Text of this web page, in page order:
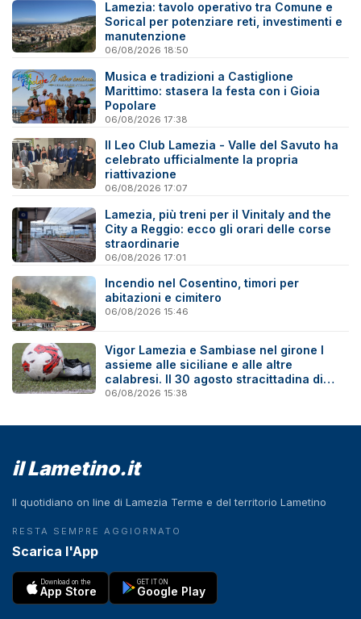
Lamezia: tavolo operativo tra Comune e
Sorical per potenziare reti, investimenti e
manutenzione
06/08/2026 18:50
Musica e tradizioni a Castiglione
Marittimo: stasera la festa con i Gioia
Popolare
06/08/2026 17:38
Il Leo Club Lamezia - Valle del Savuto ha
celebrato ufficialmente la propria
riattivazione
06/08/2026 17:07
Lamezia, più treni per il Vinitaly and the
City a Reggio: ecco gli orari delle corse
straordinarie
06/08/2026 17:01
Incendio nel Cosentino, timori per
abitazioni e cimitero
06/08/2026 15:46
Vigor Lamezia e Sambiase nel girone I
assieme alle siciliane e alle altre
calabresi. Il 30 agosto stracittadina di
Coppa Italia
06/08/2026 15:38
il Lametino.it
Il quotidiano on line di Lamezia Terme e del territorio Lametino
RESTA SEMPRE AGGIORNATO
Scarica l'App
Download on the
App Store
GET IT ON
Google Play